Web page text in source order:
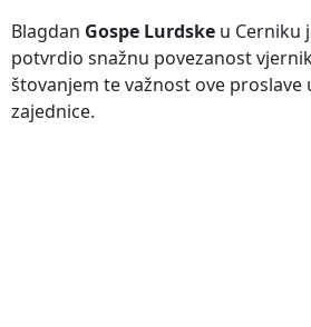
Blagdan Gospe Lurdske u Cerniku
potvrdio snažnu povezanost
štovanjem te važnost ove proslave
zajednice.